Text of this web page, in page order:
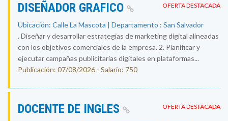
OFERTA DESTACADA
DISEÑADOR GRAFICO
Ubicación: Calle La Mascota | Departamento : San Salvador
. Diseñar y desarrollar estrategias de marketing digital alineadas
con los objetivos comerciales de la empresa. 2. Planificar y
ejecutar campañas publicitarias digitales en plataformas...
Publicación: 07/08/2026 - Salario: 750
OFERTA DESTACADA
DOCENTE DE INGLES